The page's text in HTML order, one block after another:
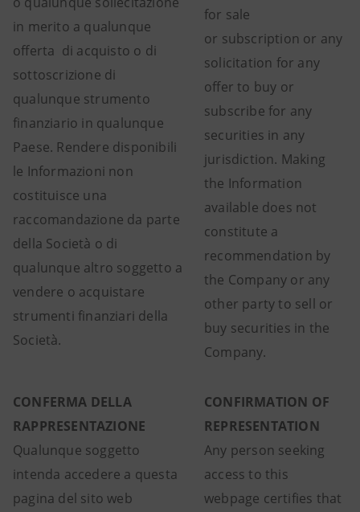
in merito a qualunque
offerta di acquisto o di
sottoscrizione di
qualunque strumento
finanziario in qualunque
Paese. Rendere disponibili
le Informazioni non
costituisce una
raccomandazione da parte
della Società o di
qualunque altro soggetto a
vendere o acquistare
strumenti finanziari della
Società.
for sale
or subscription or any
solicitation for any
offer to buy or
subscribe for any
securities in any
jurisdiction. Making
the Information
available does not
constitute a
recommendation by
the Company or any
other party to sell or
buy securities in the
Company.
CONFERMA DELLA
RAPPRESENTAZIONE
Qualunque soggetto
intenda accedere a questa
pagina del sito web
CONFIRMATION OF
REPRESENTATION
Any person seeking
access to this
webpage certifies that